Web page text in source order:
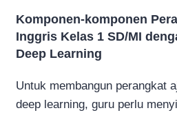
Komponen-komponen
Inggris Kelas 1 SD/MI
Deep Learning
Untuk membangun perangkat
deep learning, guru perlu